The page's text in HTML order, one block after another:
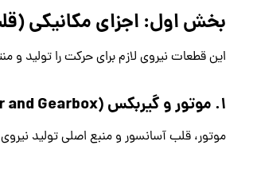
بخش اول: اجزای مکانیکی
این قطعات نیروی لازم برای حرکت را تولید و
۱. موتور و گیربکس (Motor and Gearbox)
موتور، قلب آسانسور و منبع اصلی تولید